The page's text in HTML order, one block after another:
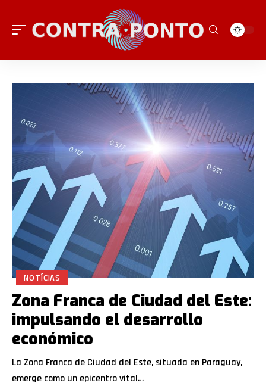
NOTÍCIAS
Zona Franca de Ciudad del Este:
impulsando el desarrollo
económico
La Zona Franca de Ciudad del Este, situada en Paraguay,
emerge como un epicentro vital…